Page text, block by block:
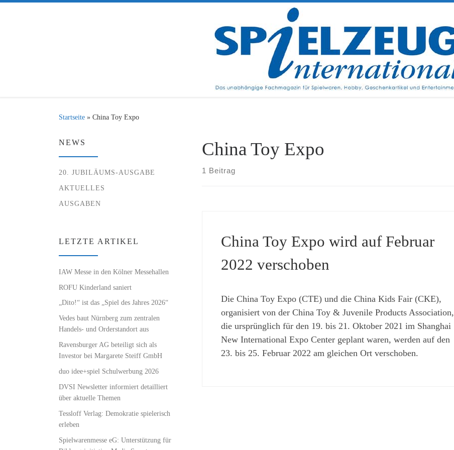
Startseite » China Toy Expo
China Toy Expo
1 Beitrag
China Toy Expo wird auf Februar
2022 verschoben
Die China Toy Expo (CTE) und die China Kids Fair (CKE),
organisiert von der China Toy & Juvenile Products Association,
die ursprünglich für den 19. bis 21. Oktober 2021 im Shanghai
New International Expo Center geplant waren, werden auf den
23. bis 25. Februar 2022 am gleichen Ort verschoben.
NEWS
20. JUBILÄUMS-AUSGABE
AKTUELLES
AUSGABEN
LETZTE ARTIKEL
IAW Messe in den Kölner Messehallen
ROFU Kinderland saniert
„Dito!“ ist das „Spiel des Jahres 2026“
Vedes baut Nürnberg zum zentralen
Handels- und Orderstandort aus
Ravensburger AG beteiligt sich als
Investor bei Margarete Steiff GmbH
duo idee+spiel Schulwerbung 2026
DVSI Newsletter informiert detailliert
über aktuelle Themen
Tessloff Verlag: Demokratie spielerisch
erleben
Spielwarenmesse eG: Unterstützung für